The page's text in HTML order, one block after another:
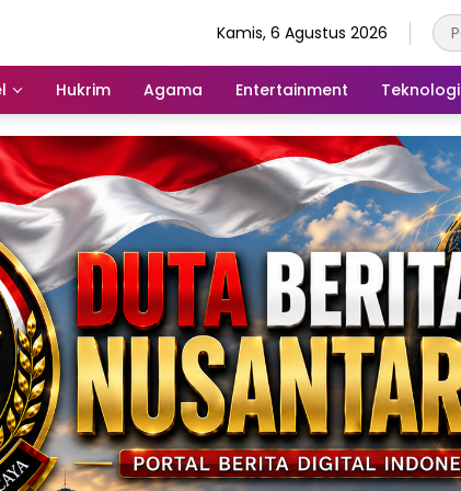
Kamis, 6 Agustus 2026
Hukrim Agama Entertainment Teknologi